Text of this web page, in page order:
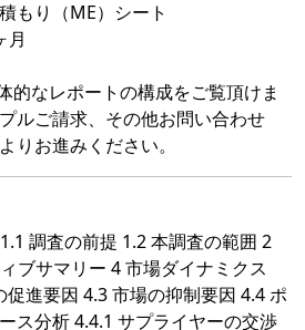
もり（ME）シート
月
的なレポートの構成をご覧頂けま
ルご請求、その他お問い合わせ
りお進みください。
調査の前提 1.2 本調査の範囲 2
ブサマリー 4 市場ダイナミクス
進要因 4.3 市場の抑制要因 4.4 ポ
ス分析 4.4.1 サプライヤーの交渉